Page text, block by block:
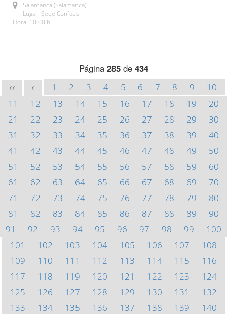
Salamanca (Salamanca)
Lugar: Sede Confaes
Hora: 10:00 h.
Página 285de 434
<< < 1 2 3 4 5 6 7 8 9
10
11
12 13 14 15 16 17 18 19
20
21
22 23 24 25 26 27 28 29
30
31
32 33 34 35 36 37 38 39
40
41
42 43 44 45 46 47 48 49
50
51
52 53 54 55 56 57 58 59
60
61
62 63 64 65 66 67 68 69
70
71
72 73 74 75 76 77 78 79
80
81
82 83 84 85 86 87 88 89
90
91
92 93 94 95 96 97 98 99
100
101
102 103 104 105 106 107
108
109
110 111 112 113 114 115
116
117
118 119 120 121 122 123
124
125
126 127 128 129 130 131
132
133
134 135 136 137 138 139
140